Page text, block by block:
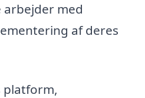
med
af deres
platform,